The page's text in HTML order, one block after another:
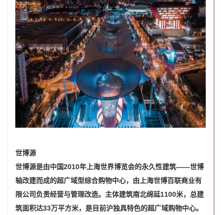
世博源
世博源是由中国2010年上海世界博览会的永久性建筑——世博
轴改建而成的超广域型综合购物中心，由上海世博百联商业有
限公司负责经营与管理改造。主体建筑南北绵延1100米，总建
筑面积达33万平方米，是目前沪独具特色的超广域购物中心。